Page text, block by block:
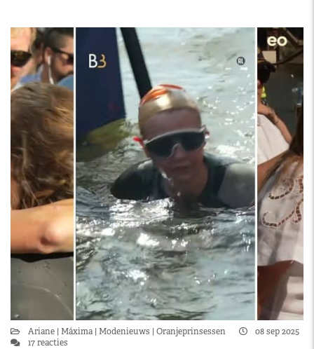
Ariane Máxima Modenieuws Oranjeprinsessen
08 sep 2025
17 reacties